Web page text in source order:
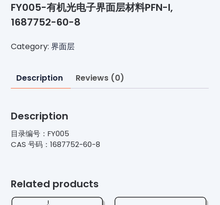
FY005-有机光电子界面层材料PFN-I,
1687752-60-8
Category:界面层
Description Reviews (0)
Description
目录编号：FY005
CAS 号码：1687752-60-8
Related products